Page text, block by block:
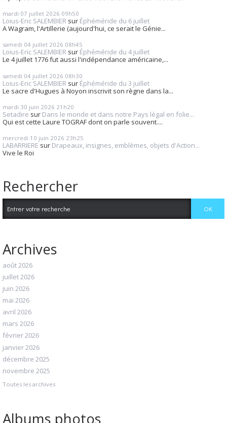
mardi 07 juillet 2026 09h50
Loius-Eric SALEMBIER sur Éphéméride du 6 juillet
A Wagram, l'Artillerie (aujourd'hui, ce serait le Génie...
samedi 04 juillet 2026 08h45
Loius-Eric SALEMBIER sur Éphéméride du 4 juillet
Le 4 juillet 1776 fut aussi l'indépendance américaine,...
samedi 04 juillet 2026 08h30
Loius-Eric SALEMBIER sur Éphéméride du 3 juillet
Le sacre d'Hugues à Noyon inscrivit son règne dans la...
mardi 30 juin 2026 21h20
Setadire sur Dans le monde et dans notre Pays légal en folie...
Qui est cette Laure TOGRAF dont on parle souvent....
mercredi 10 juin 2026 23h25
LABARRIERE sur Drapeaux, insignes, emblèmes, objets d'Action...
Vive le Roi
Rechercher
Archives
août 2026
juillet 2026
juin 2026
mai 2026
avril 2026
mars 2026
février 2026
janvier 2026
décembre 2025
novembre 2025
Toutes les archives
Albums photos